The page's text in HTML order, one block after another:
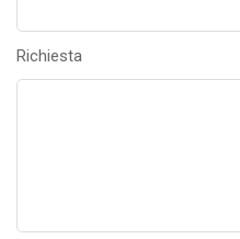
Richiesta